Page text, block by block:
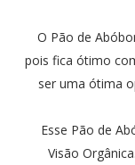
O Pão de
pois fica ótimo
ser uma ótima
Esse Pão de
Visão